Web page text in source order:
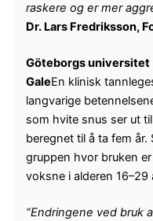
raskere og er mer
Dr. Lars Fredriksson,
Göteborgs universitet
GaleEn klinisk
langvarige
som hvite snus ser ut
beregnet til å ta fem år.
gruppen hvor bruken
voksne i alderen 16–29
“Endringene ved bruk